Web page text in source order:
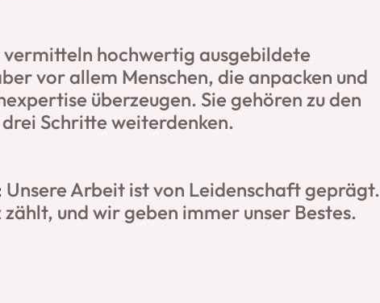
hochwertig ausgebildete
vor allem Menschen, die anpacken und
überzeugen. Sie gehören zu den
Schritte weiterdenken.
Unsere Arbeit ist von Leidenschaft geprägt.
und wir geben immer unser Bestes.